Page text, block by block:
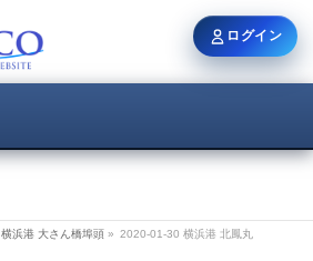
横浜港 大さん橋埠頭 » 2020-01-30 横浜港 北鳳丸
ログイン